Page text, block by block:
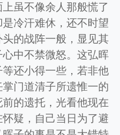
虽不像余人那般慌了
冷汗难休，还不时望
的战阵一般，显见其
中不禁微怒。这弘晖
还小得一些，若非他
门道清子所遗惟一的
的遗托，光看他现在
疑，自己当日为了避